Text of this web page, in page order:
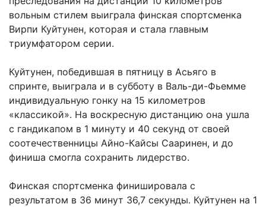
вольным стилем выиграла финская спортсменка
Вирпи Куйтунен, которая и стала главным
триумфатором серии.
Куйтунен, победившая в пятницу в Асьяго в
спринте, выиграла и в субботу в Валь-ди-Фьемме
индивидуальную гонку на 15 километров
«классикой». На воскресную дистанцию она ушла
с гандикапом в 1 минуту и 40 секунд от своей
соотечественницы Айно-Кайсы Сааринен, и до
финиша смогла сохранить лидерство.
Финская спортсменка финишировала с
результатом в 36 минут 36,7 секунды. Куйтунен на 1